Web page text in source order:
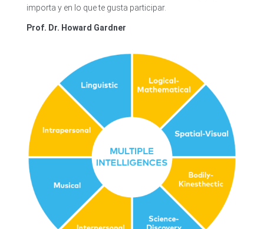
importa y en lo que te gusta participar.
Prof. Dr. Howard Gardner